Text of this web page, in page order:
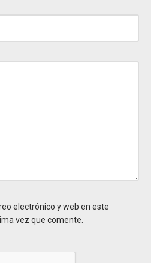
electrónico y web en este
vez que comente.